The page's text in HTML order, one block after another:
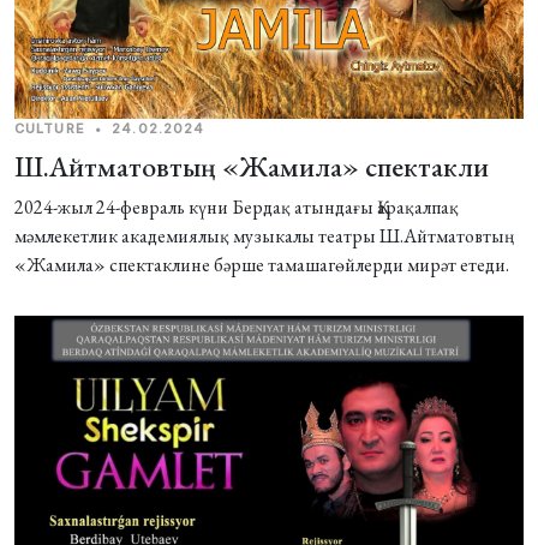
CULTURE • 24.02.2024
Ш.Айтматовтың «Жамила» спектакли
2024-жыл 24-февраль күни Бердақ атындағы Қарақалпақ
мәмлекетлик академиялық музыкалы театры Ш.Айтматовтың
«Жамила» спектаклине бәрше тамашагѳйлерди мирәт етеди.